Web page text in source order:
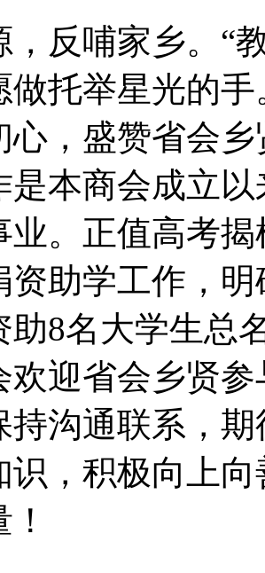
反哺家乡。 “
做托举星光的
心，盛赞省会
是本商会成立
业。正值高考
资助学工作，
助8名大学生总
欢迎省会乡贤
持沟通联系，
识，积极向上